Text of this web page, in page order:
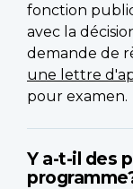
fonction
avec la
demande de
une lettre
pour examen.
Y a-t-il des